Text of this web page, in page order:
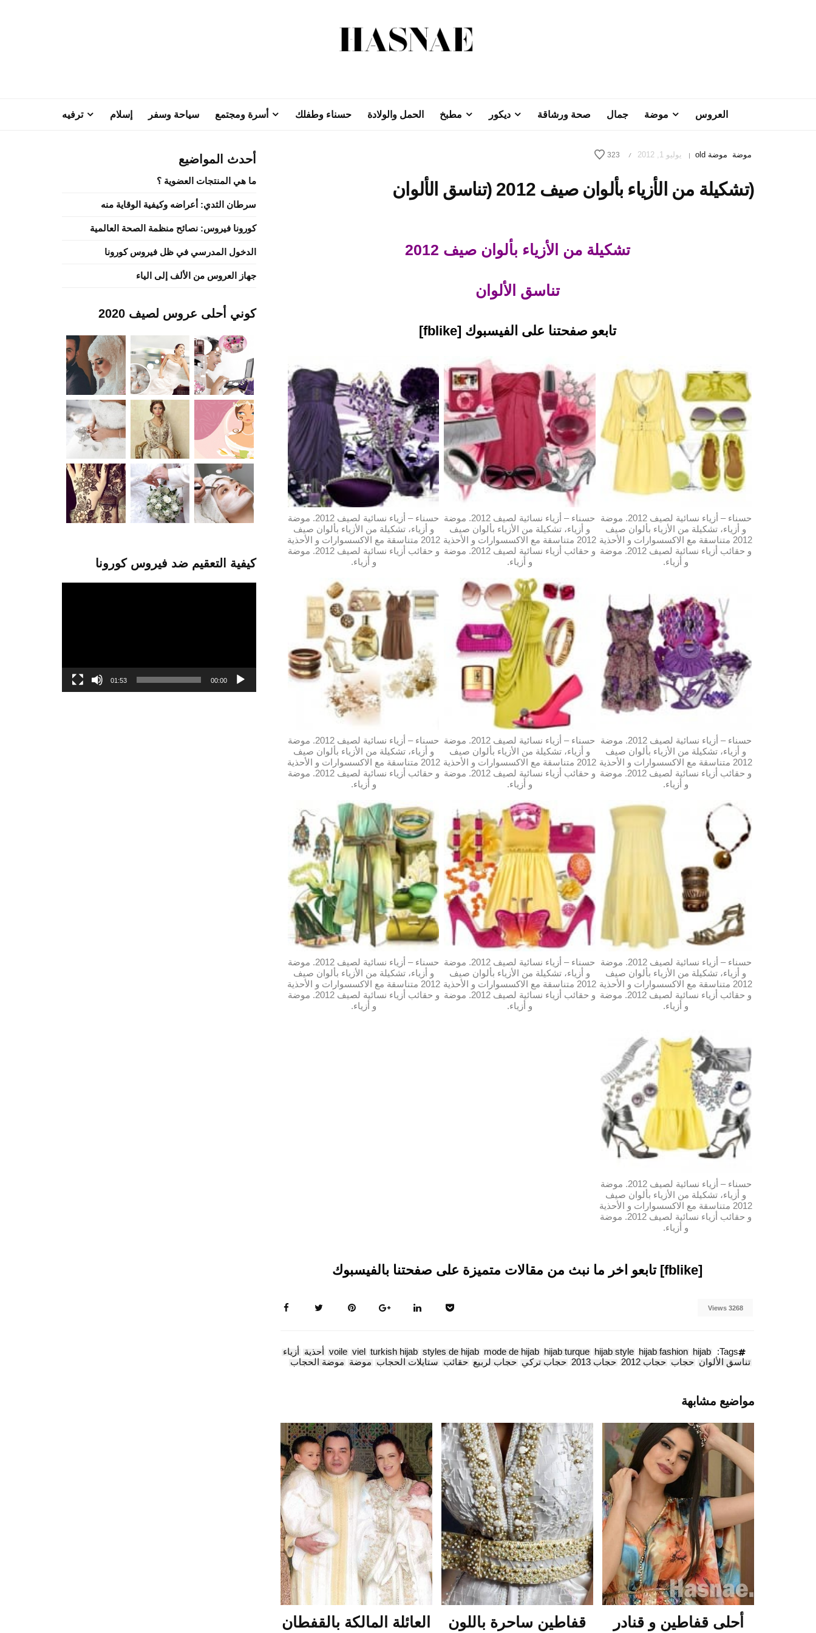
العروس موضة جمال صحة ورشاقة ديكور مطبخ الحمل والولادة حسناء وطفلك أسرة ومجتمع سياحة وسفر إسلام ترفيه
موضة موضة old | يوليو 1, 2012 /
323
(تشكيلة من الأزياء بألوان صيف 2012 (تناسق الألوان
تشكيلة من الأزياء بألوان صيف 2012
تناسق الألوان
تابعو صفحتنا على الفيسبوك [fblike]
حسناء – أزياء نسائية لصيف 2012. موضة
و أزياء، تشكيلة من الأزياء بألوان صيف
2012 متناسقة مع الاكسسوارات و الأحذية
و حقائب أزياء نسائية لصيف 2012. موضة
و أزياء.
حسناء – أزياء نسائية لصيف 2012. موضة
و أزياء، تشكيلة من الأزياء بألوان صيف
2012 متناسقة مع الاكسسوارات و الأحذية
و حقائب أزياء نسائية لصيف 2012. موضة
و أزياء.
حسناء – أزياء نسائية لصيف 2012. موضة
و أزياء، تشكيلة من الأزياء بألوان صيف
2012 متناسقة مع الاكسسوارات و الأحذية
و حقائب أزياء نسائية لصيف 2012. موضة
و أزياء.
حسناء – أزياء نسائية لصيف 2012. موضة
و أزياء، تشكيلة من الأزياء بألوان صيف
2012 متناسقة مع الاكسسوارات و الأحذية
و حقائب أزياء نسائية لصيف 2012. موضة
و أزياء.
حسناء – أزياء نسائية لصيف 2012. موضة
و أزياء، تشكيلة من الأزياء بألوان صيف
2012 متناسقة مع الاكسسوارات و الأحذية
و حقائب أزياء نسائية لصيف 2012. موضة
و أزياء.
حسناء – أزياء نسائية لصيف 2012. موضة
و أزياء، تشكيلة من الأزياء بألوان صيف
2012 متناسقة مع الاكسسوارات و الأحذية
و حقائب أزياء نسائية لصيف 2012. موضة
و أزياء.
حسناء – أزياء نسائية لصيف 2012. موضة
و أزياء، تشكيلة من الأزياء بألوان صيف
2012 متناسقة مع الاكسسوارات و الأحذية
و حقائب أزياء نسائية لصيف 2012. موضة
و أزياء.
حسناء – أزياء نسائية لصيف 2012. موضة
و أزياء، تشكيلة من الأزياء بألوان صيف
2012 متناسقة مع الاكسسوارات و الأحذية
و حقائب أزياء نسائية لصيف 2012. موضة
و أزياء.
حسناء – أزياء نسائية لصيف 2012. موضة
و أزياء، تشكيلة من الأزياء بألوان صيف
2012 متناسقة مع الاكسسوارات و الأحذية
و حقائب أزياء نسائية لصيف 2012. موضة
و أزياء.
حسناء – أزياء نسائية لصيف 2012. موضة
و أزياء، تشكيلة من الأزياء بألوان صيف
2012 متناسقة مع الاكسسوارات و الأحذية
و حقائب أزياء نسائية لصيف 2012. موضة
و أزياء.
[fblike] تابعو اخر ما نبث من مقالات متميزة على صفحتنا بالفيسبوك
3268 Views
Tags:
hijab
hijab fashion
hijab style
hijab turque
mode de hijab
styles de hijab
turkish hijab
viel
voile أحذية أزياء
تناسق الألوان حجاب حجاب 2012 حجاب 2013 حجاب تركي حجاب لربيع حقائب ستايلات الحجاب موضة موضة الحجاب
مواضيع مشابهة
العائلة المالكة بالقفطان قفاطين ساحرة باللون أحلى قفاطين و قنادر
أحدث المواضيع
ما هي المنتجات العضوية ؟
سرطان الثدي: أعراضه وكيفية الوقاية منه
كورونا فيروس: نصائح منظمة الصحة العالمية
الدخول المدرسي في ظل فيروس كورونا
جهاز العروس من الألف إلى الياء
كوني أحلى عروس لصيف 2020
كيفية التعقيم ضد فيروس كورونا
00:00
01:53